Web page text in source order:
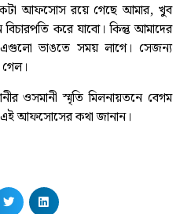
`একটা আফসোস রয়ে গেছে আমার, খুব
করে যাবো। কিন্তু আমাদের
ভাঙতে সময় লাগে। সেজন্য
ওসমানী স্মৃতি মিলনায়তনে বেগম
আফসোসের কথা জানান।